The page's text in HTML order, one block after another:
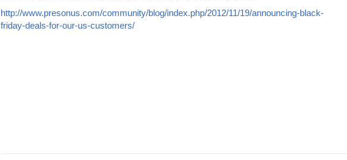
http://www.presonus.com/community/blog/index.php/2012/11/19/announcing-black-
friday-deals-for-our-us-customers/